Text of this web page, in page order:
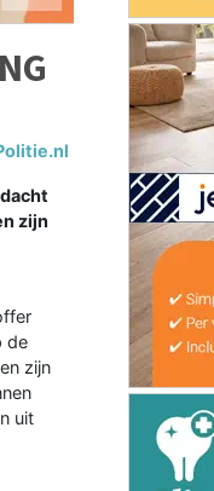
zijn
de
zijn
uit